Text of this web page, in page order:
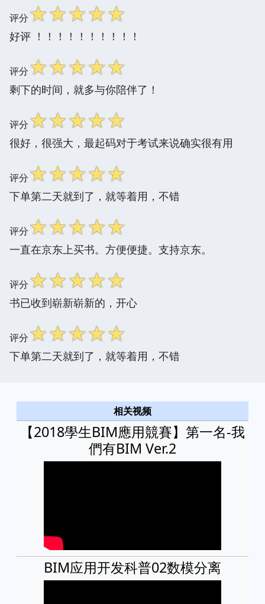
评分☆☆☆☆☆
好评 ！！！！！！！！！！
评分☆☆☆☆☆
剩下的时间，就多与你陪伴了！
评分☆☆☆☆☆
很好，很强大，最起码对于考试来说确实很有用
评分☆☆☆☆☆
下单第二天就到了，就等着用，不错
评分☆☆☆☆☆
一直在京东上买书。方便便捷。支持京东。
评分☆☆☆☆☆
书已收到崭新崭新的，开心
评分☆☆☆☆☆
下单第二天就到了，就等着用，不错
相关视频
【2018學生BIM應用競賽】第一名-我
們有BIM Ver.2
BIM应用开发科普02数模分离